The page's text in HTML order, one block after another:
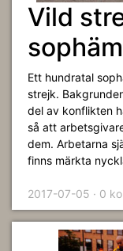
Vild
Ett hundratal
strejk.
del av konflikten
så att
dem. Arbetarna
finns märkta
2017-07-05 · 0